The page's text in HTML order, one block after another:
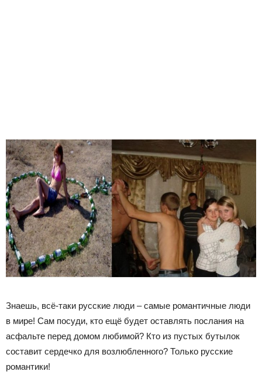
Знаешь, всё-таки русские люди – самые романтичные люди
в мире! Сам посуди, кто ещё будет оставлять послания на
асфальте перед домом любимой? Кто из пустых бутылок
составит сердечко для возлюбленного? Только русские
романтики!